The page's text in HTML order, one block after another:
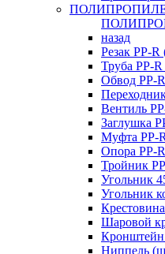
назад
Резак PP-
Труба PP-
Обвод PP-
Вентиль
Заглушка
Муфта PP-
Опора PP-
Тройник
Угольник
Угольник
Шаровой
Кронштейн
Ниппель